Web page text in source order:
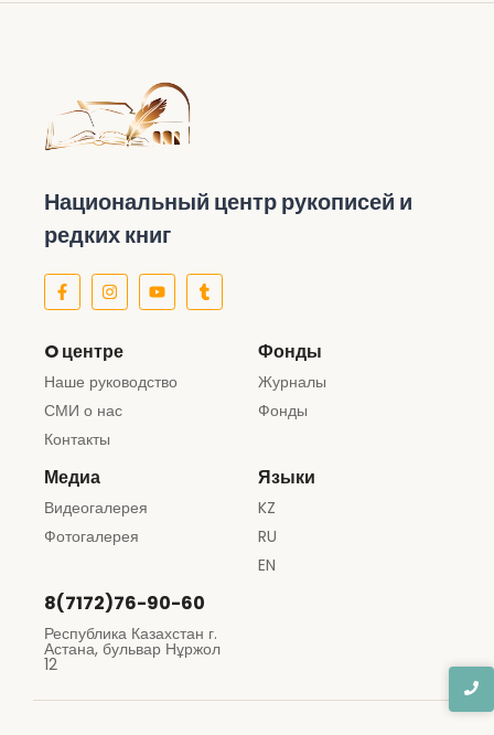
Национальный центр рукописей и
редких книг
O центре
Наше руководство
СМИ о нас
Контакты
Фонды
Журналы
Фонды
Медиа
Видеогалерея
Фотогалерея
Языки
KZ
RU
EN
8(7172)76-90-60
Республика Казахстан г.
Астана, бульвар Нұржол
12